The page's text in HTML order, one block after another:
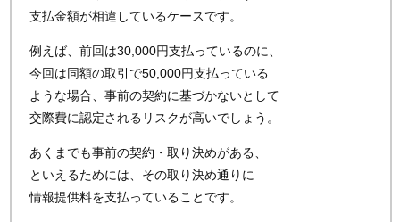
支払金額が相違しているケースです。
例えば、前回は30,000円支払っているのに、
今回は同額の取引で50,000円支払っている
ような場合、事前の契約に基づかないとして
交際費に認定されるリスクが高いでしょう。
あくまでも事前の契約・取り決めがある、
といえるためには、その取り決め通りに
情報提供料を支払っていることです。